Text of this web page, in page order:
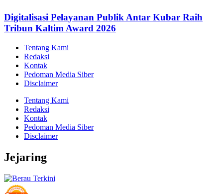
Digitalisasi Pelayanan Publik Antar Kubar Raih
Tribun Kaltim Award 2026
Tentang Kami
Redaksi
Kontak
Pedoman Media Siber
Disclaimer
Tentang Kami
Redaksi
Kontak
Pedoman Media Siber
Disclaimer
Jejaring